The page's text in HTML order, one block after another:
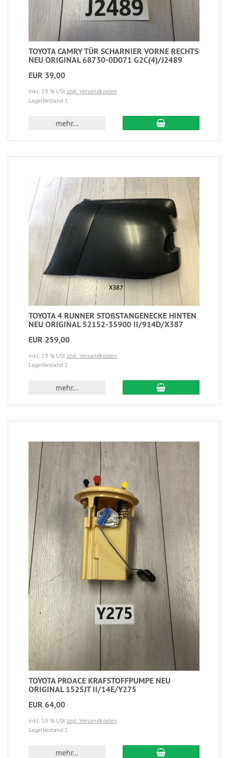
TOYOTA CAMRY TÜR SCHARNIER VORNE RECHTS
NEU ORIGINAL 68730-0D071 G2C(4)/J2489
EUR 39,00
inkl. 19 % USt zzgl. Versandkosten
Lagerbestand 1
mehr...
TOYOTA 4 RUNNER STOßSTANGENECKE HINTEN
NEU ORIGINAL 52152-35900 II/914D/X387
EUR 259,00
inkl. 19 % USt zzgl. Versandkosten
Lagerbestand 1
mehr...
TOYOTA PROACE KRAFSTOFFPUMPE NEU
ORIGINAL 1525JT II/14E/Y275
EUR 64,00
inkl. 19 % USt zzgl. Versandkosten
Lagerbestand 1
mehr...